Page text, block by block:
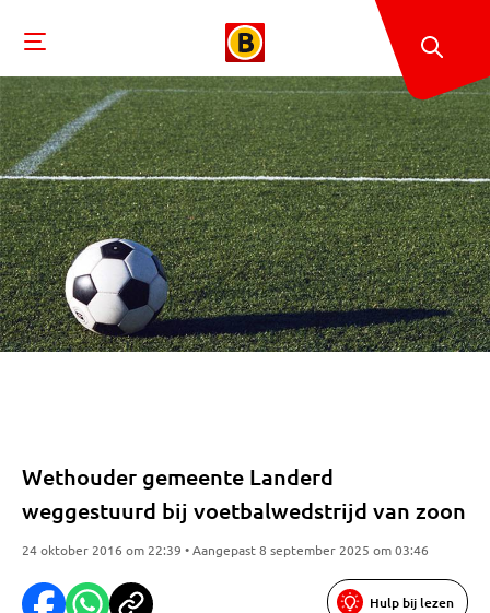
Wethouder gemeente Landerd
weggestuurd bij voetbalwedstrijd van zoon
24 oktober 2016 om 22:39 • Aangepast 8 september 2025 om 03:46
Hulp bij lezen